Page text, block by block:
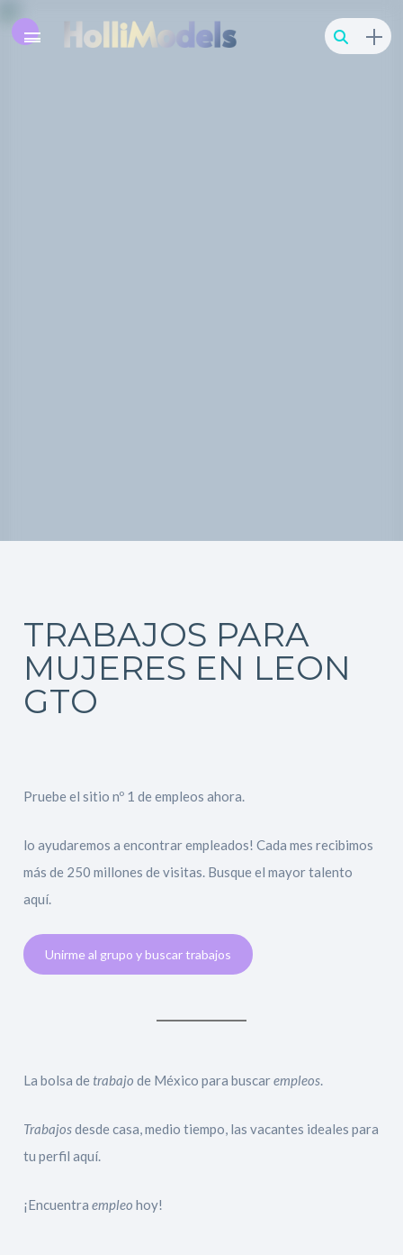
TRABAJOS PARA
MUJERES EN LEON
GTO
Pruebe el sitio nº 1 de empleos ahora.
lo ayudaremos a encontrar empleados! Cada mes recibimos
más de 250 millones de visitas. Busque el mayor talento
aquí.
Unirme al grupo y buscar trabajos
La bolsa detrabajo de México para buscarempleos.
Trabajosdesde casa, medio tiempo, las vacantes ideales para
tu perfil aquí.
¡Encuentraempleo hoy!